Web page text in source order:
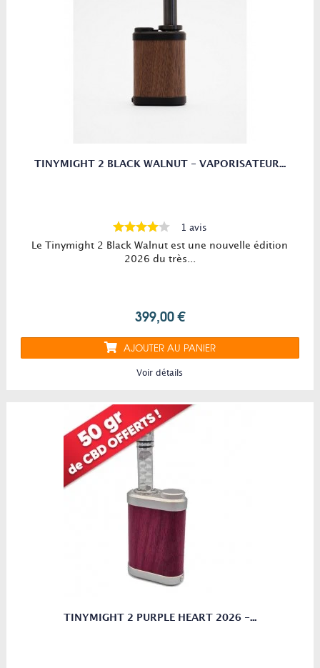
TINYMIGHT 2 BLACK WALNUT - VAPORISATEUR...
1 avis
Le Tinymight 2 Black Walnut est une nouvelle édition
2026 du très...
399,00 €
AJOUTER AU PANIER
Voir détails
TINYMIGHT 2 PURPLE HEART 2026 -...